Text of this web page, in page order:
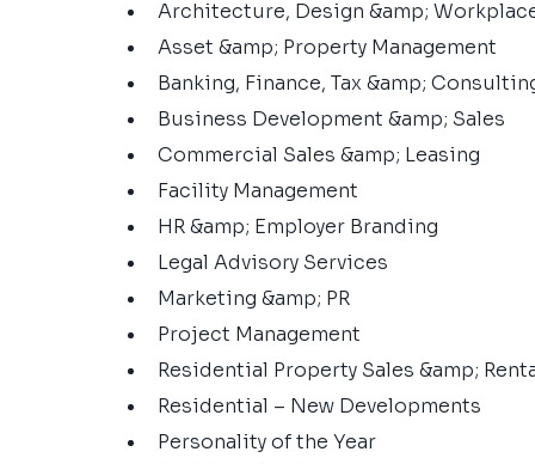
Architecture, Design &amp;
Asset &amp; Property Management
Banking, Finance, Tax &amp;
Business Development &amp; Sales
Commercial Sales &amp; Leasing
Facility Management
HR &amp; Employer Branding
Legal Advisory Services
Marketing &amp; PR
Project Management
Residential Property Sales &amp;
Residential – New Developments
Personality of the Year